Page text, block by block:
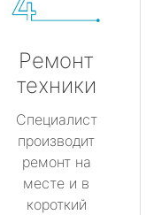
Ремонт
техники
Специалист
производит
ремонт на
месте и в
короткий